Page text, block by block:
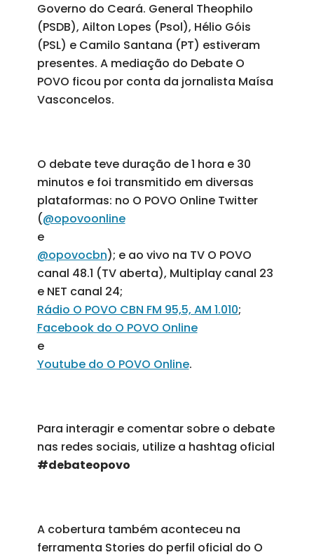
Governo do Ceará. General Theophilo
(PSDB), Ailton Lopes (Psol), Hélio Góis
(PSL) e Camilo Santana (PT) estiveram
presentes. A mediação do Debate O
POVO ficou por conta da jornalista Maísa
Vasconcelos.
O debate teve duração de 1 hora e 30
minutos e foi transmitido em diversas
plataformas: no O POVO Online Twitter
(@opovoonline
e
@opovocbn); e ao vivo na TV O POVO
canal 48.1 (TV aberta), Multiplay canal 23
e NET canal 24;
Rádio O POVO CBN FM 95,5, AM 1.010;
Facebook do O POVO Online
e
Youtube do O POVO Online.
Para interagir e comentar sobre o debate
nas redes sociais, utilize a hashtag oficial
#debateopovo
A cobertura também aconteceu na
ferramenta Stories do perfil oficial do O